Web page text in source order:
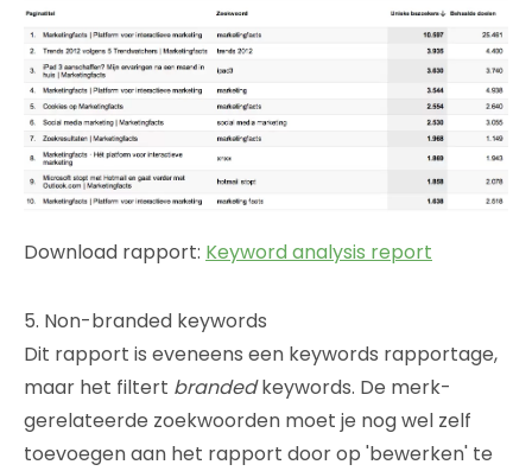
Download rapport: Keyword analysis report
5. Non-branded keywords
Dit rapport is eveneens een keywords rapportage,
maar het filtert brandedkeywords. De merk-
gerelateerde zoekwoorden moet je nog wel zelf
toevoegen aan het rapport door op 'bewerken' te